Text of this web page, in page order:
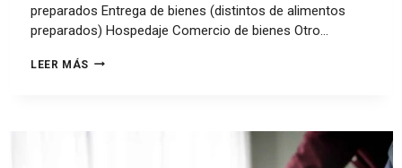
preparados Entrega de bienes (distintos de alimentos
preparados) Hospedaje Comercio de bienes Otro…
LEER MÁS